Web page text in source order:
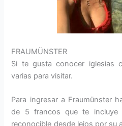
FRAUMÜNSTER
Si te gusta conocer iglesias
varias para visitar.
Para ingresar a Fraumünster
de 5 francos que te incluye
reconocible desde lejos por su